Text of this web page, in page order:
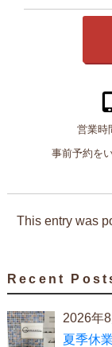
営業時
事前予約を
This entry was
Recent
2026年
夏季休